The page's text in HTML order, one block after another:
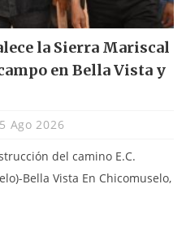
la Sierra Mariscal
en Bella Vista y
Ago 2026
del camino E.C.
Bella Vista En Chicomuselo,